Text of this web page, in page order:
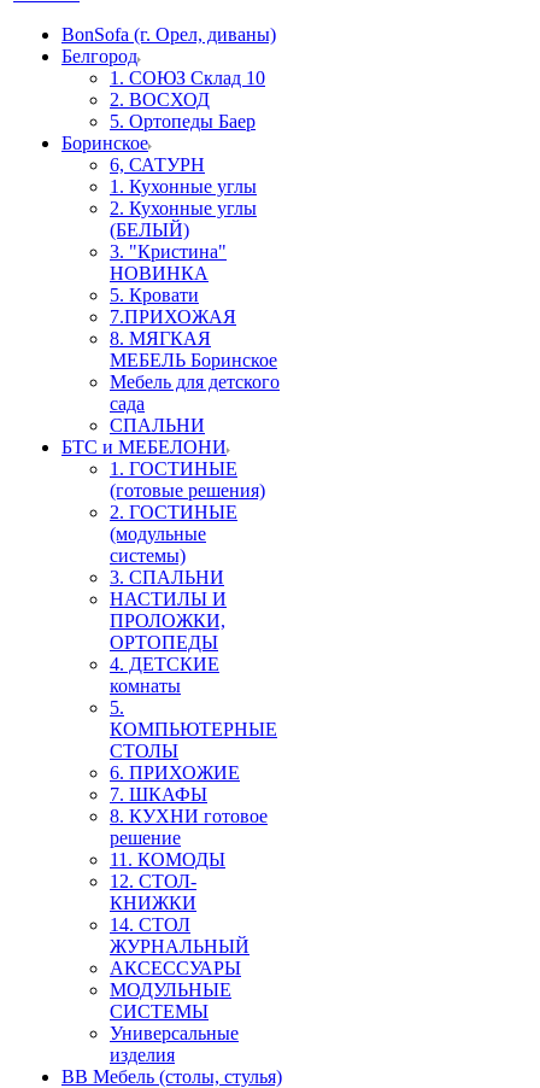
BonSofa (г. Орел, диваны)
Белгород
1. СОЮЗ Склад 10
2. ВОСХОД
5. Ортопеды Баер
Боринское
6, САТУРН
1. Кухонные углы
2. Кухонные углы
(БЕЛЫЙ)
3. "Кристина"
НОВИНКА
5. Кровати
7.ПРИХОЖАЯ
8. МЯГКАЯ
МЕБЕЛЬ Боринское
Мебель для детского
сада
СПАЛЬНИ
БТС и МЕБЕЛОНИ
1. ГОСТИНЫЕ
(готовые решения)
2. ГОСТИНЫЕ
(модульные
системы)
3. СПАЛЬНИ
НАСТИЛЫ И
ПРОЛОЖКИ,
ОРТОПЕДЫ
4. ДЕТСКИЕ
комнаты
5.
КОМПЬЮТЕРНЫЕ
СТОЛЫ
6. ПРИХОЖИЕ
7. ШКАФЫ
8. КУХНИ готовое
решение
11. КОМОДЫ
12. СТОЛ-
КНИЖКИ
14. СТОЛ
ЖУРНАЛЬНЫЙ
АКСЕССУАРЫ
МОДУЛЬНЫЕ
СИСТЕМЫ
Универсальные
изделия
ВВ Мебель (столы, стулья)